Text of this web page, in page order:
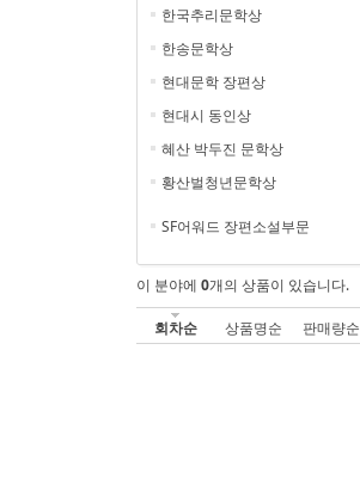
한국추리문학상
한송문학상
현대문학 장편상
현대시 동인상
혜산 박두진 문학상
황산벌청년문학상
SF어워드 장편소설부문
이 분야에 0개의 상품이 있습니다.
회차순 상품명순 판매량순